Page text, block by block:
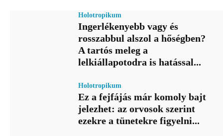
Holotropikum
Ingerlékenyebb vagy és
rosszabbul alszol a hőségben?
A tartós meleg a
lelkiállapotodra is hatással...
Holotropikum
Ez a fejfájás már komoly bajt
jelezhet: az orvosok szerint
ezekre a tünetekre figyelni...